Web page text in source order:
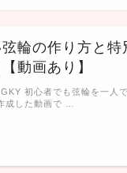
輪の作り方と特
動画あり】
初心者でも弦輪を一人
成した動画で …